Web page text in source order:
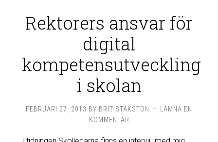
Rektorers ansvar för
digital
kompetensutveckling
i skolan
FEBRUARI 27, 2013 BY BRIT STAKSTON
LÄMNA EN
KOMMENTAR